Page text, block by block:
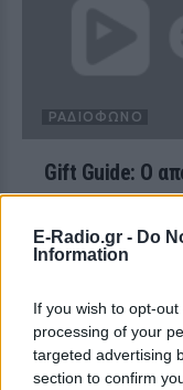
E-Radio.gr - Do
Information
If you wish to opt-
processing of your
targeted advertising
section to confirm
ΡΑΔΙΌΦΩΝΟ
Gift Guide: O
Για σένα, τις
ΠΡΙΝ 243